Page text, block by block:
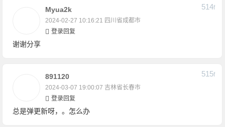
Myua2k
2024-02-27 10:16:21 四川省成都市
514F
登录回复
谢谢分享
891120
2024-03-07 19:00:07 吉林省长春市
515F
登录回复
总是弹更新呀，。怎么办